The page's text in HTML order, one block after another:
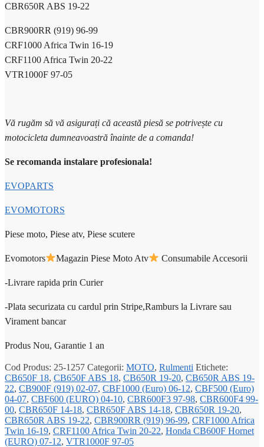
CBR650R ABS 19-22
CBR900RR (919) 96-99
CRF1000 Africa Twin 16-19
CRF1100 Africa Twin 20-22
VTR1000F 97-05
Vă rugăm să vă asigurați că această piesă se potrivește cu
motocicleta dumneavoastră înainte de a comanda!
Se recomanda instalare profesionala!
EVOPARTS
EVOMOTORS
Piese moto, Piese atv, Piese scutere
Evomotors Magazin Piese Moto Atv Consumabile Accesorii
-Livrare rapida prin Curier
-Plata securizata cu cardul prin Stripe,Ramburs la Livrare sau
Virament bancar
Produs Nou, Garantie 1 an
Cod Produs: 25-1257 Categorii: MOTO, Rulmenti Etichete:
CB650F 18, CB650F ABS 18, CB650R 19-20, CB650R ABS 19-
22, CB900F (919) 02-07, CBF1000 (Euro) 06-12, CBF500 (Euro)
04-07, CBF600 (EURO) 04-10, CBR600F3 97-98, CBR600F4 99-
00, CBR650F 14-18, CBR650F ABS 14-18, CBR650R 19-20,
CBR650R ABS 19-22, CBR900RR (919) 96-99, CRF1000 Africa
Twin 16-19, CRF1100 Africa Twin 20-22, Honda CB600F Hornet
(EURO) 07-12, VTR1000F 97-05